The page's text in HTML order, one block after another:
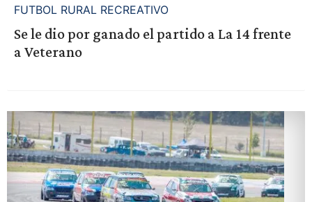
FUTBOL RURAL RECREATIVO
Se le dio por ganado el partido a La 14 frente
a Veterano